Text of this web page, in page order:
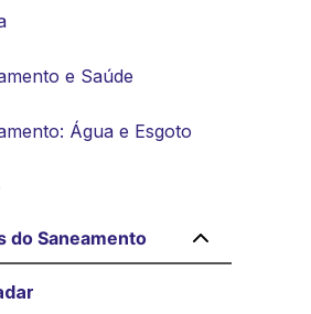
e Saúde
Água e Esgoto
do Saneamento